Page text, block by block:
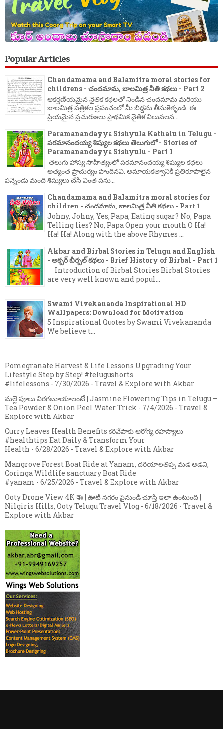
Popular Articles
Chandamama and Balamitra moral stories for
childrens - చందమామ, బాలమిత్ర నీతి కథలు - Part 2
ఆకర్షణీయమైన నైతిక కథలతో నిండిన చందమామ మరియు
బాలమిత్ర పత్రికల ప్రపంచంలో మీ బిడ్డను తీసుకెళ్ళండి. ఈ
ప్రియమైన ప్రచురణలు ప్రాథమిక నైతిక విలువలన...
Paramanandayya Sishyula Kathalu in Telugu -
పరమానందయ్య శిష్యుల కథలు తెలుగులో - Stories of
Paramanandayya Sishyulu - Part 1
తెలుగు హాస్య సాహిత్యంలో పరమానందయ్య శిష్యుల కథలు
అత్యంత ప్రాచుర్యం పొందినవి. అమాయకత్వానికి ప్రతిరూపాలైన
పన్నెండు మంది శిష్యులు చేసే వింత పను...
Chandamama and Balamitra moral stories for
children - చందమామ, బాలమిత్ర నీతి కథలు - Part 1
Johny, Johny, Yes, Papa, Eating sugar? No, Papa
Telling lies? No, Papa Open your mouth O Ha!
Ha! Ha! Along with the above Rhymes ...
Akbar and Birbal Stories in Telugu and English
- అక్బర్ బీర్బల్ కథలు - Brief History of Birbal - Part 1
Introduction of Birbal Stories Birbal Stories
are very well known and popul...
Swami Vivekananda Inspirational HD
Wallpapers: Download for Motivation
5 Inspirational Quotes by Swami Vivekananda
We believe t...
Pomegranate Harvest & Life Lessons Upgrading Your
Lifestyle Step by Step! #telugushorts
#lifelessons - 7/30/2026 - Travel & Explore with Akbar
మల్లె పూలు విరగబూయాలంటే | Jasmine Flowering Tips in Telugu –
Tea Powder & Onion Peel Water Trick - 7/4/2026 - Travel &
Explore with Akbar
Curry Leaves Health Benefits కరివేపాకు ఆరోగ్య రహస్యాలు
#healthtips Eat Daily & Transform Your
Health - 6/28/2026 - Travel & Explore with Akbar
Mangrove Forest Boat Ride at Yanam, దరియాలతిప్ప మడ అడవి,
Coringa Wildlife sanctuary Boat Ride
#yanam - 6/25/2026 - Travel & Explore with Akbar
Ooty Drone View 4K 🚁 | ఊటీ నగరం పైనుండి చూస్తే ఇలా ఉంటుంది |
Nilgiris Hills, Ooty Telugu Travel Vlog - 6/18/2026 - Travel &
Explore with Akbar